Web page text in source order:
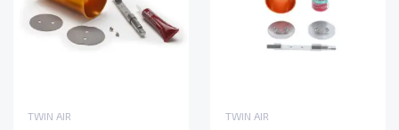
TWIN AIR TWIN AIR